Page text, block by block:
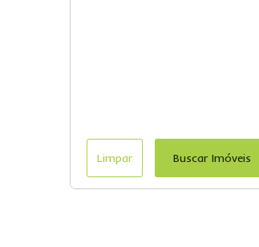
Limpar Buscar Imóveis